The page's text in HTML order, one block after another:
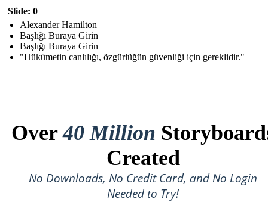
Slide: 0
Alexander Hamilton
Başlığı Buraya Girin
Başlığı Buraya Girin
"Hükümetin canlılığı, özgürlüğün güvenliği için gereklidir."
Over40 Million
Created
No Downloads, No Credit Card, and No Login
Needed to Try!